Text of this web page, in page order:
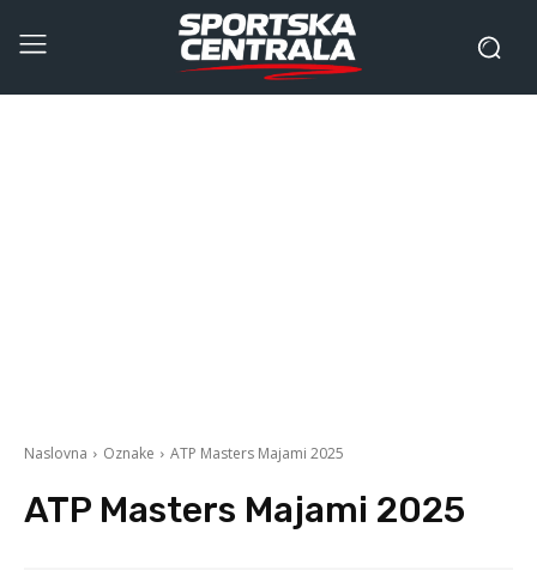
Naslovna Oznake ATP Masters Majami 2025
ATP Masters Majami 2025